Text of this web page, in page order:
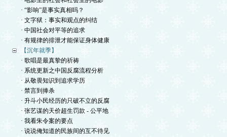
· “影响”是事实真相吗？
· 文字狱：事实和观点的纠结
· 中国社会对平等的追求
· 有规律的排泄才能保证身体健康
【沉年就季】
· 歌唱是最真挚的祈祷
· 系统更新之中国反腐流程分析
· 从敬畏知识到追求学历
· 禁言到捧杀
· 升斗小民经历的只破不立的反腐
· 张艺谋的天价超生罚款 - 公平地
· 我看朱令案的要点
· 说说俺知道的民族间的互不待见